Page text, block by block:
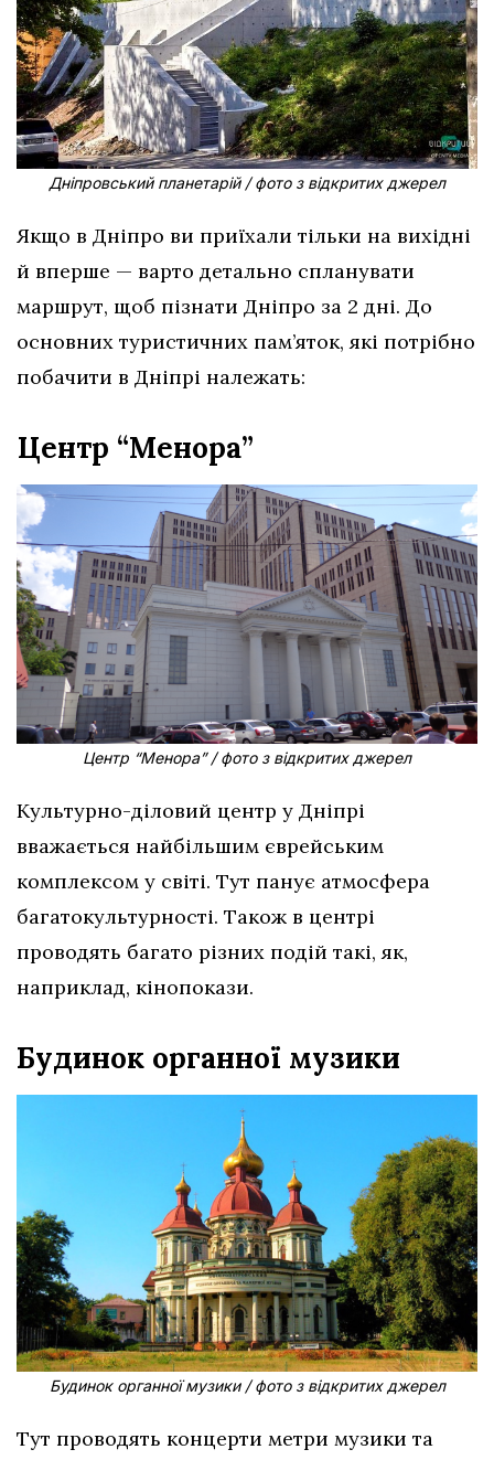
Дніпровський планетарій / фото з відкритих джерел
Якщо в Дніпро ви приїхали тільки на вихідні
й вперше — варто детально спланувати
маршрут, щоб пізнати Дніпро за 2 дні. До
основних туристичних пам’яток, які потрібно
побачити в Дніпрі належать:
Центр “Менора”
Центр “Менора” / фото з відкритих джерел
Культурно-діловий центр у Дніпрі
вважається найбільшим єврейським
комплексом у світі. Тут панує атмосфера
багатокультурності. Також в центрі
проводять багато різних подій такі, як,
наприклад, кінопокази.
Будинок органної музики
Будинок органної музики / фото з відкритих джерел
Тут проводять концерти метри музики та